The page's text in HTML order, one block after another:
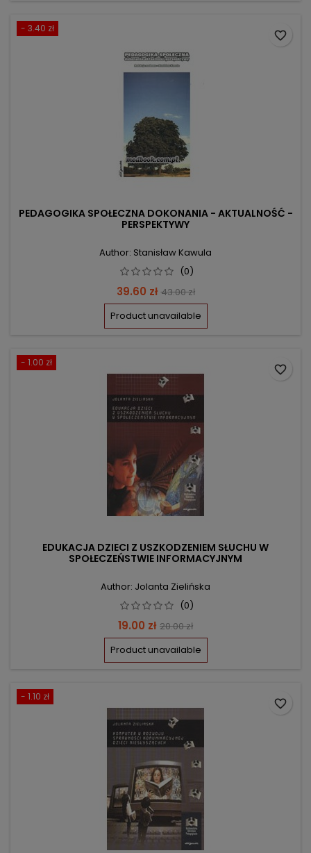
- 3.40 zł
PEDAGOGIKA SPOŁECZNA DOKONANIA - AKTUALNOŚĆ -
PERSPEKTYWY
Author: Stanisław Kawula
(0)
Price
39.60 zł Regular
price
43.00 zł
Product unavailable
favorite_border
- 1.00 zł
EDUKACJA DZIECI Z USZKODZENIEM SŁUCHU W
SPOŁECZEŃSTWIE INFORMACYJNYM
Author: Jolanta Zielińska
(0)
Price
19.00 zł Regular
price
20.00 zł
Product unavailable
favorite_border
- 1.10 zł
favorite_border